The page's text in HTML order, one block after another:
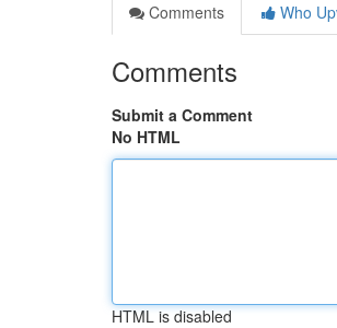
Comments
Who
Comments
Submit a Comment
No HTML
HTML is disabled